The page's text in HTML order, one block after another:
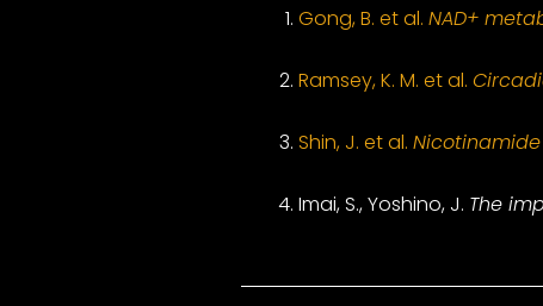
Gong, B. et al. NAD+
Ramsey, K. M. et al.
Shin, J. et al.
Imai, S., Yoshino, J. The
Prev